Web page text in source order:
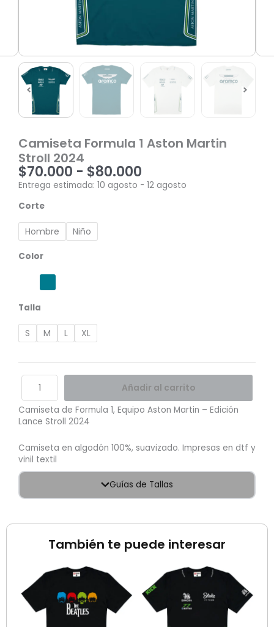
Camiseta Formula 1 Aston Martin
Stroll 2024
$70.000 - $80.000 Rango
de
Entrega estimada: 10 agosto - 12 agosto
Corte
Hombre Niño
Color
Talla
S M L XL
Camiseta
Aston
Martin
Añadir al carrito
Camiseta de Formula 1, Equipo Aston Martin – Edición
Lance Stroll 2024
Camiseta en algodón 100%, suavizado. Impresas en dtf y
vinil textil
Guías de Tallas
También te puede interesar
Rango
de
precios:
desde